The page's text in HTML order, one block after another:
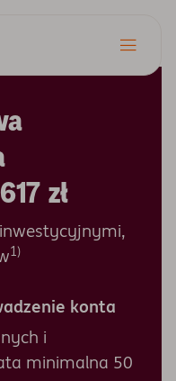
zł
inwestycyjnymi,
1)
konta
i
minimalna 50